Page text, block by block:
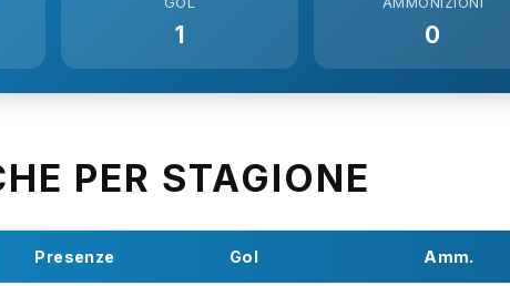
1 0
PER STAGIONE
Presenze Gol Amm.